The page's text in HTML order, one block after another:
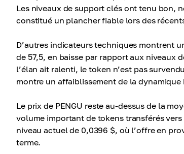
Les niveaux de support clés ont tenu bon,
constitué un plancher fiable lors des
D’autres indicateurs techniques montrent
de 57,5, en baisse par rapport aux niveaux
l’élan ait ralenti, le token n’est pas
montre un affaiblissement de la
Le prix de PENGU reste au-dessus de la
volume important de tokens transférés
niveau actuel de 0,0396 $, où l’offre en
terme.